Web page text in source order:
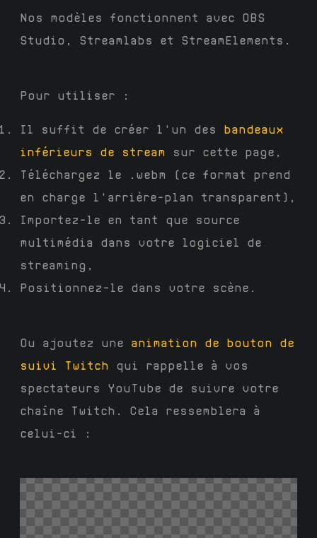
Nos modèles fonctionnent avec OBS
Studio, Streamlabs et StreamElements.
Pour utiliser :
Il suffit de créer l'un des bandeaux
inférieurs de stream sur cette page,
Téléchargez le .webm (ce format prend
en charge l'arrière-plan transparent),
Importez-le en tant que source
multimédia dans votre logiciel de
streaming,
Positionnez-le dans votre scène.
Ou ajoutez une animation de bouton de
suivi Twitch qui rappelle à vos
spectateurs YouTube de suivre votre
chaîne Twitch. Cela ressemblera à
celui-ci :